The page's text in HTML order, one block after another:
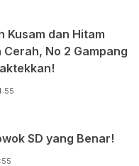
Kusam dan Hitam
No 2 Gampang
SD yang Benar!